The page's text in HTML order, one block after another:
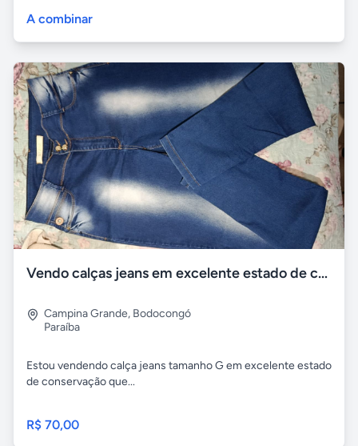
A combinar
Vendo calças jeans em excelente estado de conservação
Campina Grande, Bodocongó
Paraíba
Estou vendendo calça jeans tamanho G em excelente estado
de conservação que...
R$ 70,00